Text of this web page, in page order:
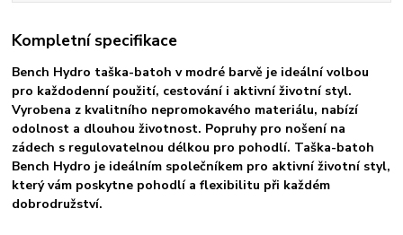
Kompletní specifikace
Bench Hydro taška-batoh v modré barvě je ideální volbou
pro každodenní použití, cestování i aktivní životní styl.
Vyrobena z kvalitního nepromokavého materiálu, nabízí
odolnost a dlouhou životnost. Popruhy pro nošení na
zádech s regulovatelnou délkou pro pohodlí. Taška-batoh
Bench Hydro je ideálním společníkem pro aktivní životní styl,
který vám poskytne pohodlí a flexibilitu při každém
dobrodružství.